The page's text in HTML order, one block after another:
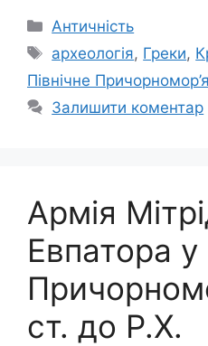
Категорії
Античність
Позначки
археологія, Греки,
Північне Причорномор’я
Залишити коментар
Армія
Евпатора у
ст. до Р.Х.